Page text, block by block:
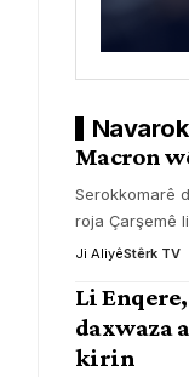
Macron
Serokkomarê
roja Çarşemê
Ji AliyêStêrk TV
Li
daxwaza
kirin